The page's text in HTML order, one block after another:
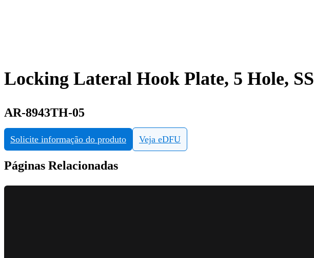
Locking Lateral Hook Plate, 5 Hole, SS
AR-8943TH-05
Solicite informação do produto Veja eDFU
Páginas Relacionadas